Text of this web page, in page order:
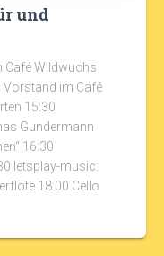
und
Wildwuchs
Vorstand im Café
15:30
Gundermann
16:30
letsplay-music:
18:00 Cello